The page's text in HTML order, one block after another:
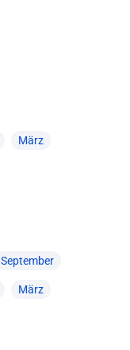
März
September
März